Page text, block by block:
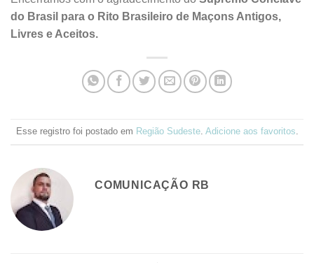
do Brasil para o Rito Brasileiro de Maçons Antigos,
Livres e Aceitos.
Esse registro foi postado em Região Sudeste. Adicione aos favoritos
COMUNICAÇÃO RB